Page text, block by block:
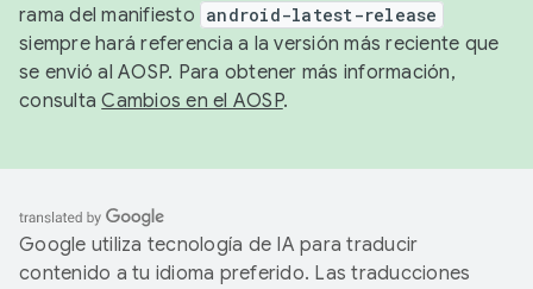
rama del manifiesto android-latest-release
siempre hará referencia a la versión más reciente que
se envió al AOSP. Para obtener más información,
consultaCambios en el AOSP.
Google utiliza tecnología de IA para traducir
contenido a tu idioma preferido. Las traducciones